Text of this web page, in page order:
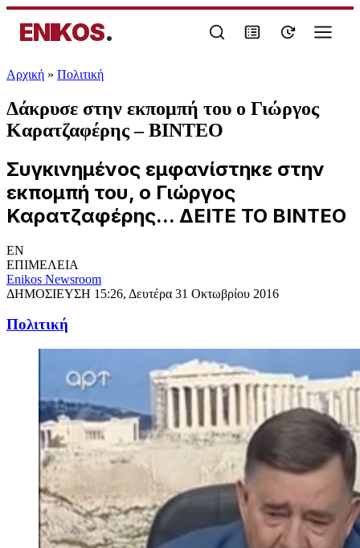
ENIKOS.
Αρχική » Πολιτική
Δάκρυσε στην εκπομπή του ο Γιώργος
Καρατζαφέρης – ΒΙΝΤΕΟ
Συγκινημένος εμφανίστηκε στην
εκπομπή του, ο Γιώργος
Καρατζαφέρης... ΔΕΙΤΕ ΤΟ ΒΙΝΤΕΟ
EN
ΕΠΙΜΕΛΕΙΑ
Enikos Newsroom
ΔΗΜΟΣΙΕΥΣΗ 15:26, Δευτέρα 31 Οκτωβρίου 2016
Πολιτική